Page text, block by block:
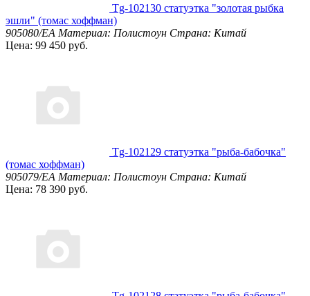
Tg-102130 статуэтка "золотая рыбка
эшли" (томас хоффман)
905080/EA Материал: Полистоун Страна: Китай
Цена: 99 450 руб.
Tg-102129 статуэтка "рыба-бабочка"
(томас хоффман)
905079/EA Материал: Полистоун Страна: Китай
Цена: 78 390 руб.